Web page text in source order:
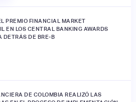
PREMIO FINANCIAL MARKET
EN LOS CENTRAL BANKING AWARDS
DETRÁS DE BRE-B
DE COLOMBIA REALIZÓ LAS